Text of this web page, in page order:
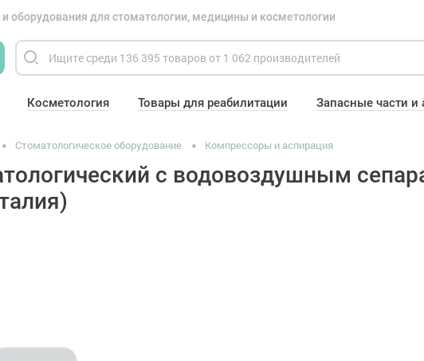
оборудования для стоматологии, медицины и косметологии
Косметология Товары для реабилитации Запасные части и
Стоматологическое оборудование Компрессоры и аспирация
с водовоздушным